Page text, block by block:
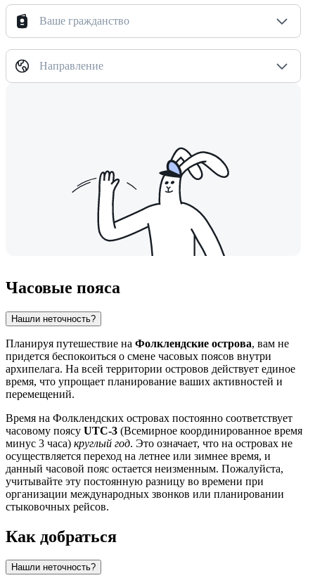
Ваше гражданство
Направление
Часовые пояса
Нашли неточность?
Планируя путешествие на Фолклендские острова, вам не
придется беспокоиться о смене часовых поясов внутри
архипелага. На всей территории островов действует единое
время, что упрощает планирование ваших активностей и
перемещений.
Время на Фолклендских островах постоянно соответствует
часовому поясу UTC-3 (Всемирное координированное время
минус 3 часа) круглый год. Это означает, что на островах не
осуществляется переход на летнее или зимнее время, и
данный часовой пояс остается неизменным. Пожалуйста,
учитывайте эту постоянную разницу во времени при
организации международных звонков или планировании
стыковочных рейсов.
Как добраться
Нашли неточность?